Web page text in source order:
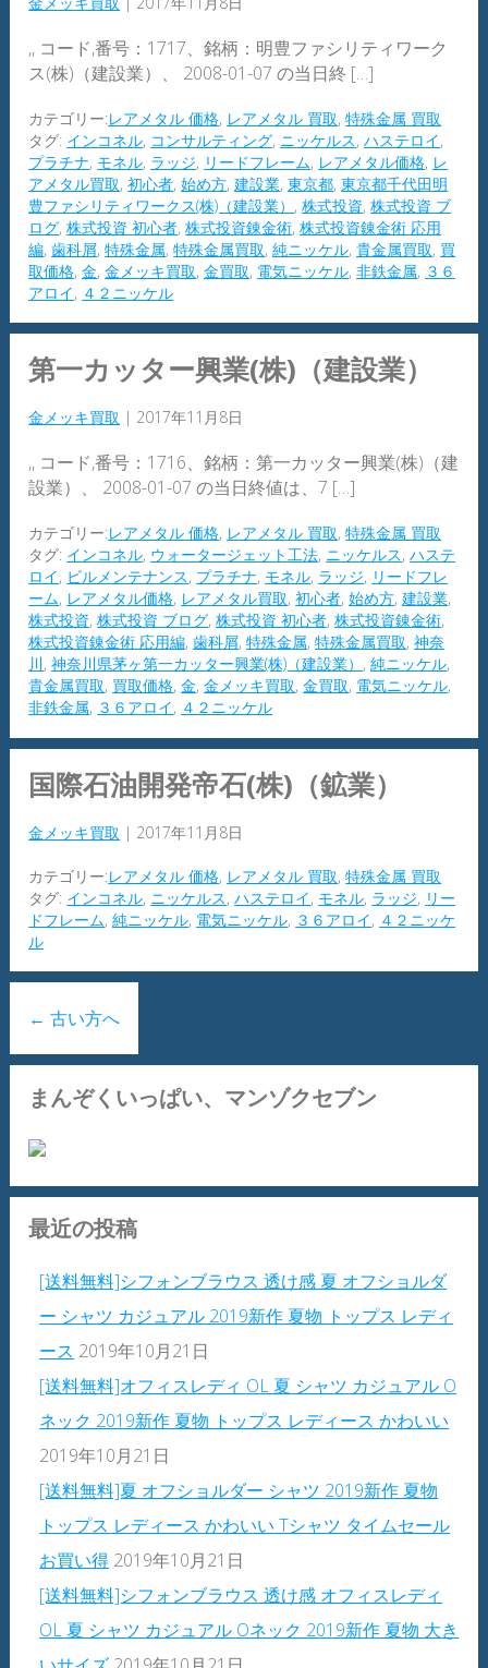
,, コード,番号：1717、銘柄：明豊ファシリティワーク
ス(株)（建設業）、 2008-01-07 の当日終 […]
カテゴリー:レアメタル 価格, レアメタル 買取,特殊金属 買取
タグ: インコネル, コンサルティング, ニッケルス,ハステロイ,
プラチナ, モネル, ラッジ, リードフレーム, レアメタル価格, レ
アメタル買取,初心者,始め方,建設業,東京都,東京都千代田明
豊ファシリティワークス(株)（建設業） ,株式投資,株式投資 ブ
ログ,株式投資 初心者,株式投資錬金術,株式投資錬金術 応用
編,歯科屑,特殊金属,特殊金属買取,純ニッケル,貴金属買取, 買
取価格,金,金メッキ買取,金買取, 電気ニッケル,非鉄金属, ３６
アロイ, ４２ニッケル
第一カッター興業(株)（建設業）
金メッキ買取 | 2017年11月8日
,, コード,番号：1716、銘柄：第一カッター興業(株)（建
設業）、 2008-01-07 の当日終値は、7 […]
カテゴリー:レアメタル 価格, レアメタル 買取,特殊金属 買取
タグ: インコネル, ウォータージェット工法, ニッケルス,ハステ
ロイ, ビルメンテナンス, プラチナ, モネル, ラッジ, リードフレ
ーム, レアメタル価格, レアメタル買取,初心者,始め方,建設業,
株式投資,株式投資 ブログ,株式投資 初心者,株式投資錬金術,
株式投資錬金術 応用編,歯科屑,特殊金属,特殊金属買取,神奈
川,神奈川県茅ヶ第一カッター興業(株)（建設業） ,純ニッケル,
貴金属買取, 買取価格,金,金メッキ買取,金買取, 電気ニッケル,
非鉄金属, ３６アロイ, ４２ニッケル
国際石油開発帝石(株)（鉱業）
金メッキ買取 | 2017年11月8日
カテゴリー:レアメタル 価格, レアメタル 買取,特殊金属 買取
タグ: インコネル, ニッケルス,ハステロイ, モネル, ラッジ, リー
ドフレーム,純ニッケル, 電気ニッケル, ３６アロイ, ４２ニッケ
ル
← 古い方へ
まんぞくいっぱい、マンゾクセブン
最近の投稿
[送料無料]シフォンブラウス 透け感 夏 オフショルダ
ー シャツ カジュアル 2019新作 夏物 トップス レディ
ース 2019年10月21日
[送料無料]オフィスレディ OL 夏 シャツ カジュアル O
ネック 2019新作 夏物 トップス レディース かわいい
2019年10月21日
[送料無料]夏 オフショルダー シャツ 2019新作 夏物
トップス レディース かわいい Tシャツ タイムセール
お買い得 2019年10月21日
[送料無料]シフォンブラウス 透け感 オフィスレディ
OL 夏 シャツ カジュアル Oネック 2019新作 夏物 大き